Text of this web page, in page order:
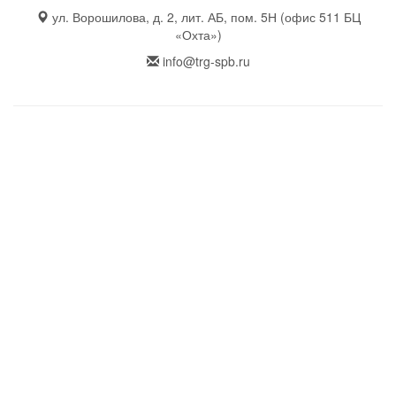
ул. Ворошилова, д. 2, лит. АБ, пом. 5Н (офис 511 БЦ
«Охта»)
info@trg-spb.ru